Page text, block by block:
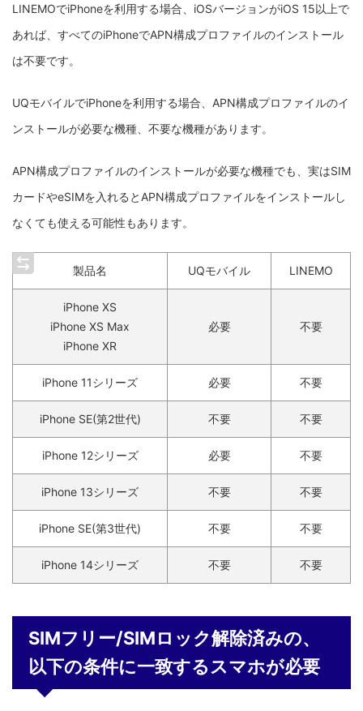
LINEMOでiPhoneを利用する場合、iOSバージョンがiOS 15以上で
あれば、すべてのiPhoneでAPN構成プロファイルのインストール
は不要です。
UQモバイルでiPhoneを利用する場合、APN構成プロファイルのイ
ンストールが必要な機種、不要な機種があります。
APN構成プロファイルのインストールが必要な機種でも、実はSIM
カードやeSIMを入れるとAPN構成プロファイルをインストールし
なくても使える可能性もあります。
製品名 UQモバイル LINEMO
iPhone XS
iPhone XS Max
iPhone XR
必要 不要
iPhone 11シリーズ 必要 不要
iPhone SE(第2世代) 不要 不要
iPhone 12シリーズ 必要 不要
iPhone 13シリーズ 不要 不要
iPhone SE(第3世代) 不要 不要
iPhone 14シリーズ 不要 不要
SIMフリー/SIMロック解除済みの、
以下の条件に一致するスマホが必要